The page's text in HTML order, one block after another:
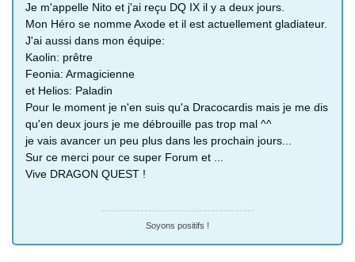
Je m'appelle Nito et j'ai reçu DQ IX il y a deux jours.
Mon Héro se nomme Axode et il est actuellement gladiateur.
J'ai aussi dans mon équipe:
Kaolin: prêtre
Feonia: Armagicienne
et Helios: Paladin
Pour le moment je n'en suis qu'a Dracocardis mais je me dis
qu'en deux jours je me débrouille pas trop mal ^^
je vais avancer un peu plus dans les prochain jours...
Sur ce merci pour ce super Forum et ...
Vive DRAGON QUEST !
Soyons positifs !